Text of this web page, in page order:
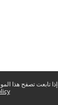
إذا تابعت تصفح هذا